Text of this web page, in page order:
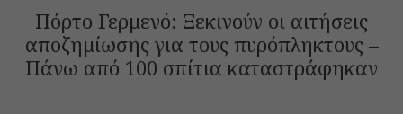
Πόρτο Γερμενό: Ξεκινούν οι αιτήσεις
αποζημίωσης για τους πυρόπληκτους –
Πάνω από 100 σπίτια καταστράφηκαν